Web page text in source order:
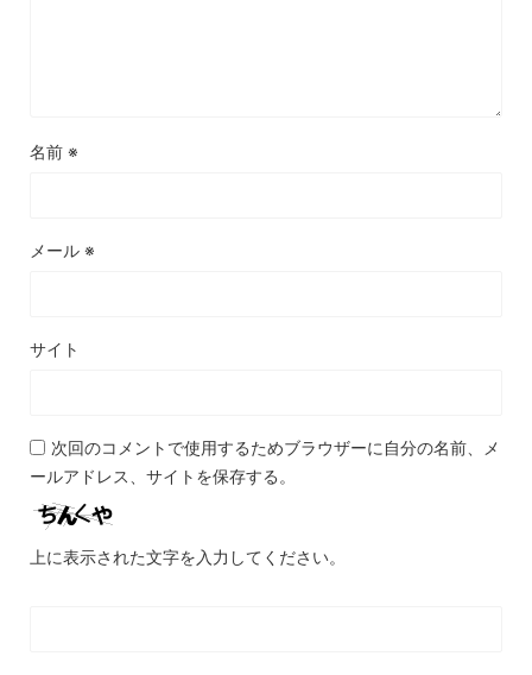
名前 ※
メール ※
サイト
次回のコメントで使用するためブラウザーに自分の名前、メ
ールアドレス、サイトを保存する。
上に表示された文字を入力してください。